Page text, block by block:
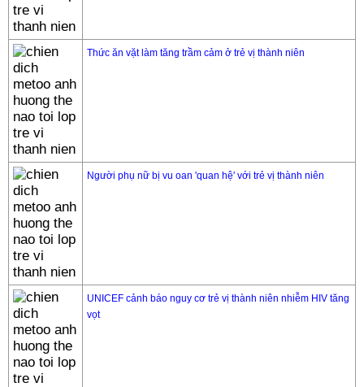
Thức ăn vặt làm tăng trầm cảm ở trẻ vị thành niên
Người phụ nữ bị vu oan 'quan hệ' với trẻ vị thành niên
UNICEF cảnh báo nguy cơ trẻ vị thành niên nhiễm HIV tăng
vọt